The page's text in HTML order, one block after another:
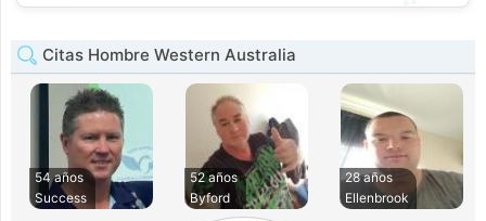
💕
Citas Hombre Western Australia
54 años
Success
52 años
Byford
28 años
Ellenbrook